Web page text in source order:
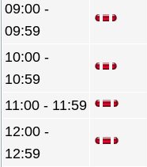
09:00 -
09:59
10:00 -
10:59
11:00 - 11:59
12:00 -
12:59